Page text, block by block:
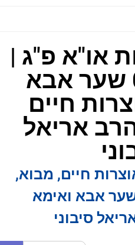
או"א פ"ג |
ג | 09 שער אבא
חיים
אריאל
חיים,מבוא,
אבא ואימא
סיבוני